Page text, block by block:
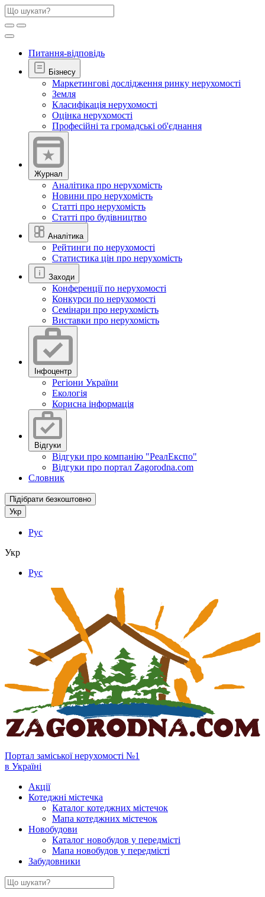
Питання-відповідь
Бізнесу
Маркетингові дослідження ринку нерухомості
Земля
Класифікація нерухомості
Оцінка нерухомості
Професійні та громадські об'єднання
Журнал
Аналітика про нерухомість
Новини про нерухомість
Статті про нерухомість
Статті про будівництво
Аналітика
Рейтинги по нерухомості
Статистика цін про нерухомість
Заходи
Конференції по нерухомості
Конкурси по нерухомості
Семінари про нерухомість
Виставки про нерухомість
Інфоцентр
Регіони України
Екологія
Корисна інформація
Відгуки
Відгуки про компанію "РеалЕкспо"
Відгуки про портал Zagorodna.com
Словник
Підібрати безкоштовно
Укр
Рус
Укр
Рус
Портал заміської нерухомості №1
в Україні
Акції
Котеджні містечка
Каталог котеджних містечок
Мапа котеджних містечок
Новобудови
Каталог новобудов у передмісті
Мапа новобудов у передмісті
Забудовники